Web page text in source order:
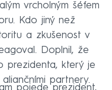
vrcholným šéfem
Kdo jiný než
a zkušenost v
Doplnil, že
prezidenta, který je
partnery.